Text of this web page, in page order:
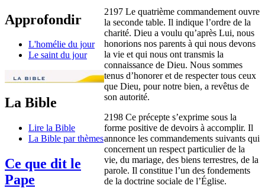
Approfondir
L'homélie du jour
Le saint du jour
La Bible
Lire la Bible
La Bible par thèmes
Ce que dit le
Pape
2197 Le quatrième commandement ouvre
la seconde table. Il indique l’ordre de la
charité. Dieu a voulu qu’après Lui, nous
honorions nos parents à qui nous devons
la vie et qui nous ont transmis la
connaissance de Dieu. Nous sommes
tenus d’honorer et de respecter tous ceux
que Dieu, pour notre bien, a revêtus de
son autorité.
2198 Ce précepte s’exprime sous la
forme positive de devoirs à accomplir. Il
annonce les commandements suivants qui
concernent un respect particulier de la
vie, du mariage, des biens terrestres, de la
parole. Il constitue l’un des fondements
de la doctrine sociale de l’Église.